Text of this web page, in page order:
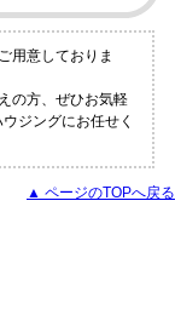
用意しておりま
の方、ぜひお気軽
ジングにお任せく
▲ ページのTOPへ戻る